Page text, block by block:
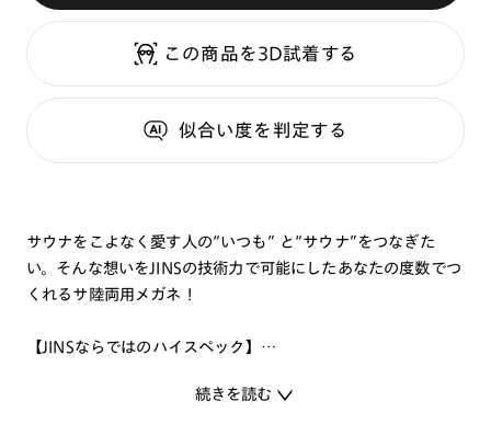
この商品を3D試着する
似合い度を判定する
サウナをこよなく愛す人の“いつも” と“サウナ”をつなぎた
い。そんな想いをJINSの技術力で可能にしたあなたの度数でつ
くれるサ陸両用メガネ！
【JINSならではのハイスペック】
・濡れても錆びにくいチタンパーツと弾力性のある高機能樹脂
続きを読む